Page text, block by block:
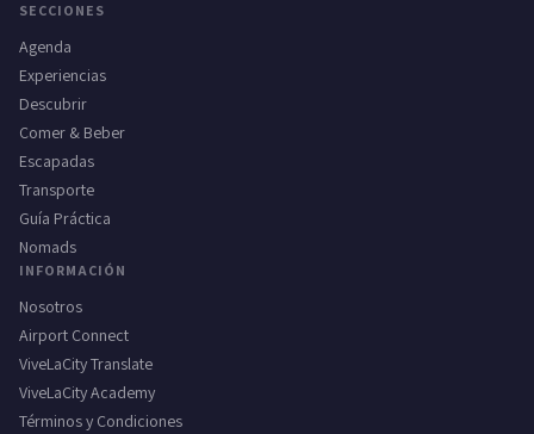
SECCIONES
Agenda
Experiencias
Descubrir
Comer & Beber
Escapadas
Transporte
Guía Práctica
Nomads
INFORMACIÓN
Nosotros
Airport Connect
ViveLaCity Translate
ViveLaCity Academy
Términos y Condiciones